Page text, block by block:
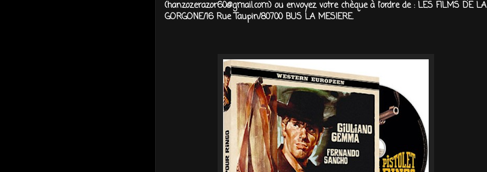
(hanzozerazor60@gmail.com) ou envoyez votre chèque à l'ordre de : LES FILMS DE LA
GORGONE/16 Rue Taupin/80700 BUS LA MESIERE.